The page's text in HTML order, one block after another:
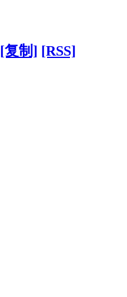
[复制] [RSS]